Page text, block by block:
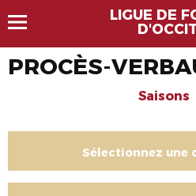
LIGUE DE
PROCÈS-
Saisons
Sélectionnez une